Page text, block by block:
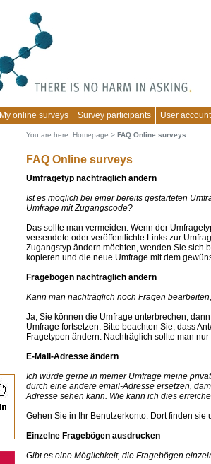
My online surveys Survey participants User account
You are here: Homepage > FAQ Online surveys
FAQ Online surveys
Umfragetyp nachträglich ändern
Ist es möglich bei einer bereits gestarteten
Umfrage mit Zugangscode?
Das sollte man vermeiden. Wenn der
versendete oder veröffentlichte Links zur
Zugangstyp ändern möchten, wenden Sie sich
kopieren und die neue Umfrage mit dem
Fragebogen nachträglich ändern
Kann man nachträglich noch Fragen
Ja, Sie können die Umfrage unterbrechen,
Umfrage fortsetzen. Bitte beachten Sie, dass
Fragetypen ändern. Nachträglich sollte man
E-Mail-Adresse ändern
Ich würde gerne in meiner Umfrage meine
durch eine andere email-Adresse ersetzen,
Adresse sehen kann. Wie kann ich dies
Gehen Sie in Ihr Benutzerkonto. Dort finden sie
Einzelne Fragebögen ausdrucken
Gibt es eine Möglichkeit, die Fragebögen